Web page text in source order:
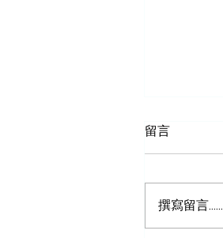
留言
撰寫留言......